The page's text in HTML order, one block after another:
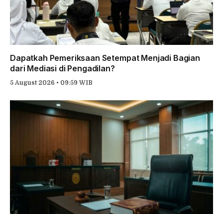
Dapatkah Pemeriksaan Setempat Menjadi Bagian
dari Mediasi di Pengadilan?
5 August 2026 • 09:59 WIB